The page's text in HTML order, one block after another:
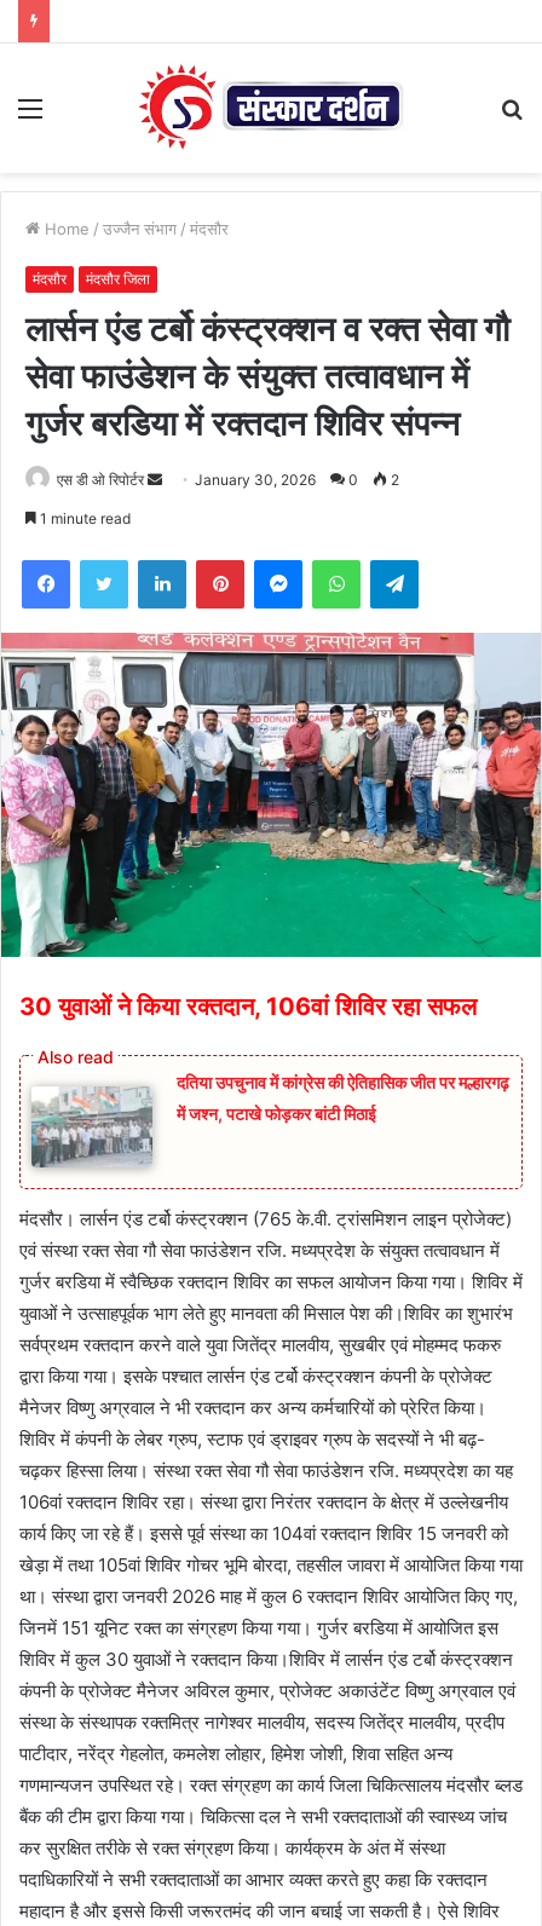
Menu
Home / उज्जैन संभाग / मंदसौर
मंदसौर मंदसौर जिला
लार्सन एंड टर्बो कंस्ट्रक्शन व रक्त सेवा गौ
सेवा फाउंडेशन के संयुक्त तत्वावधान में
गुर्जर बरडिया में रक्तदान शिविर संपन्न
एस डी ओ रिपोर्टर
Send January 30, 2026 0 2
1 minute read
FacebookTwitter LinkedInPinterestMessengerWhatsAppTelegram
30 युवाओं ने किया रक्तदान, 106वां शिविर रहा सफल
दतिया उपचुनाव में कांग्रेस की ऐतिहासिक जीत पर मल्हारगढ़
में जश्न, पटाखे फोड़कर बांटी मिठाई
मंदसौर। लार्सन एंड टर्बो कंस्ट्रक्शन (765 के.वी. ट्रांसमिशन लाइन प्रोजेक्ट)
एवं संस्था रक्त सेवा गौ सेवा फाउंडेशन रजि. मध्यप्रदेश के संयुक्त तत्वावधान में
गुर्जर बरडिया में स्वैच्छिक रक्तदान शिविर का सफल आयोजन किया गया। शिविर में
युवाओं ने उत्साहपूर्वक भाग लेते हुए मानवता की मिसाल पेश की।शिविर का शुभारंभ
सर्वप्रथम रक्तदान करने वाले युवा जितेंद्र मालवीय, सुखबीर एवं मोहम्मद फकरु
द्वारा किया गया। इसके पश्चात लार्सन एंड टर्बो कंस्ट्रक्शन कंपनी के प्रोजेक्ट
मैनेजर विष्णु अग्रवाल ने भी रक्तदान कर अन्य कर्मचारियों को प्रेरित किया।
शिविर में कंपनी के लेबर ग्रुप, स्टाफ एवं ड्राइवर ग्रुप के सदस्यों ने भी बढ़-
चढ़कर हिस्सा लिया। संस्था रक्त सेवा गौ सेवा फाउंडेशन रजि. मध्यप्रदेश का यह
106वां रक्तदान शिविर रहा। संस्था द्वारा निरंतर रक्तदान के क्षेत्र में उल्लेखनीय
कार्य किए जा रहे हैं। इससे पूर्व संस्था का 104वां रक्तदान शिविर 15 जनवरी को
खेड़ा में तथा 105वां शिविर गोचर भूमि बोरदा, तहसील जावरा में आयोजित किया गया
था। संस्था द्वारा जनवरी 2026 माह में कुल 6 रक्तदान शिविर आयोजित किए गए,
जिनमें 151 यूनिट रक्त का संग्रहण किया गया। गुर्जर बरडिया में आयोजित इस
शिविर में कुल 30 युवाओं ने रक्तदान किया।शिविर में लार्सन एंड टर्बो कंस्ट्रक्शन
कंपनी के प्रोजेक्ट मैनेजर अविरल कुमार, प्रोजेक्ट अकाउंटेंट विष्णु अग्रवाल एवं
संस्था के संस्थापक रक्तमित्र नागेश्वर मालवीय, सदस्य जितेंद्र मालवीय, प्रदीप
पाटीदार, नरेंद्र गेहलोत, कमलेश लोहार, हिमेश जोशी, शिवा सहित अन्य
गणमान्यजन उपस्थित रहे। रक्त संग्रहण का कार्य जिला चिकित्सालय मंदसौर ब्लड
बैंक की टीम द्वारा किया गया। चिकित्सा दल ने सभी रक्तदाताओं की स्वास्थ्य जांच
कर सुरक्षित तरीके से रक्त संग्रहण किया। कार्यक्रम के अंत में संस्था
पदाधिकारियों ने सभी रक्तदाताओं का आभार व्यक्त करते हुए कहा कि रक्तदान
महादान है और इससे किसी जरूरतमंद की जान बचाई जा सकती है। ऐसे शिविर